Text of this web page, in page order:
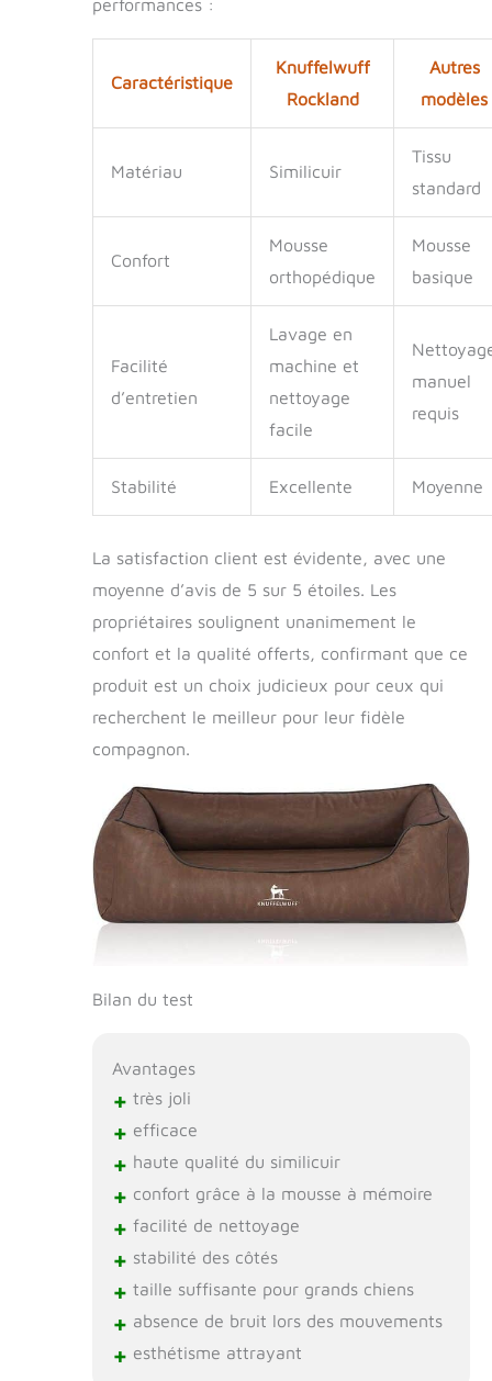
performances :
Caractéristique
Knuffelwuff
Rockland
Autres
modèles
Matériau Similicuir
Tissu
standard
Confort
Mousse
orthopédique
Mousse
basique
Facilité
d’entretien
Lavage en
machine et
nettoyage
facile
manuel
requis
Stabilité Excellente Moyenne
La satisfaction client est évidente, avec une
moyenne d’avis de 5 sur 5 étoiles. Les
propriétaires soulignent unanimement le
confort et la qualité offerts, confirmant que ce
produit est un choix judicieux pour ceux qui
recherchent le meilleur pour leur fidèle
compagnon.
Bilan du test
Avantages
+ très joli
+ efficace
+ haute qualité du similicuir
+ confort grâce à la mousse à mémoire
+ facilité de nettoyage
+ stabilité des côtés
+ taille suffisante pour grands chiens
+ absence de bruit lors des mouvements
+ esthétisme attrayant